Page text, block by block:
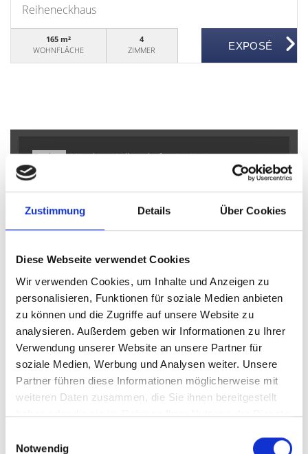
Zustimmung Details Über Cookies
Diese Webseite verwendet Cookies
Wir verwenden Cookies, um Inhalte und Anzeigen zu
personalisieren, Funktionen für soziale Medien anbieten
zu können und die Zugriffe auf unsere Website zu
analysieren. Außerdem geben wir Informationen zu Ihrer
Verwendung unserer Website an unsere Partner für
soziale Medien, Werbung und Analysen weiter. Unsere
Partner führen diese Informationen möglicherweise mit
weiteren Daten zusammen, die Sie ihnen bereitgestellt
haben oder die sie im Rahmen Ihrer Nutzung der Dienste
Notwendig
Reiheneckhaus
165 m²
WOHNFLÄCHE
4
ZIMMER
Dachau München / Milbertshofen-Am Hart
München-Lerchenau
Mühlhausen
Germering Freystadt Gilching München / Pasing
Puschendorf
Schwarzenbruck Garching Haar
Taufkirchen Poing Burgthann Gräfelfing Cadolzburg
Höhenkirchen-Siegertsbrunn Ingolstadt
München / Trudering Ammerndorf Krailling Nürnberg
Sauerlach / Grafing Fürth Oberding München
Immobilienverkauf München Makler Nürnberg
Wohnungverkauf Fürth
weitere Orte
Immobilienkauf Einfamilienhaus Hauskauf
Häuser
kaufen